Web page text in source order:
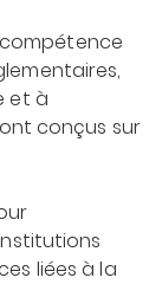
et à
conçus sur
liées à la